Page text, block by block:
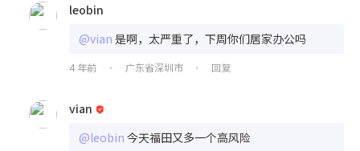
leobin
@vian 是啊，太严重了，下周你们居家办公吗
4 年前 • 广东省深圳市 • 回复
vian
@leobin 今天福田又多一个高风险